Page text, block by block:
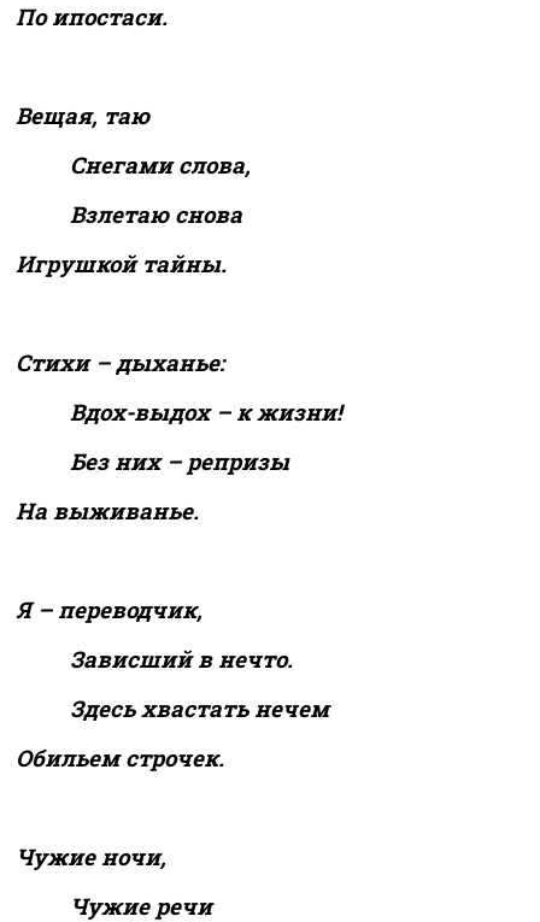
По ипостаси.
Вещая, таю
Снегами слова,
Взлетаю снова
Игрушкой тайны.
Стихи – дыханье:
Вдох-выдох – к жизни!
Без них – репризы
На выживанье.
Я – переводчик,
Зависший в нечто.
Здесь хвастать нечем
Обильем строчек.
Чужие ночи,
Чужие речи